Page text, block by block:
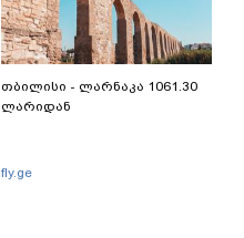
თბილისი - ლარნაკა 1061.30
ლარიდან
fly.ge